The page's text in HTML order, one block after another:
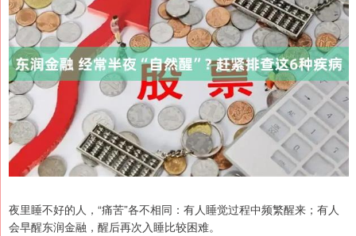
夜里睡不好的人，“痛苦”各不相同：有人睡觉过程中频繁醒来；有人
会早醒东润金融，醒后再次入睡比较困难。